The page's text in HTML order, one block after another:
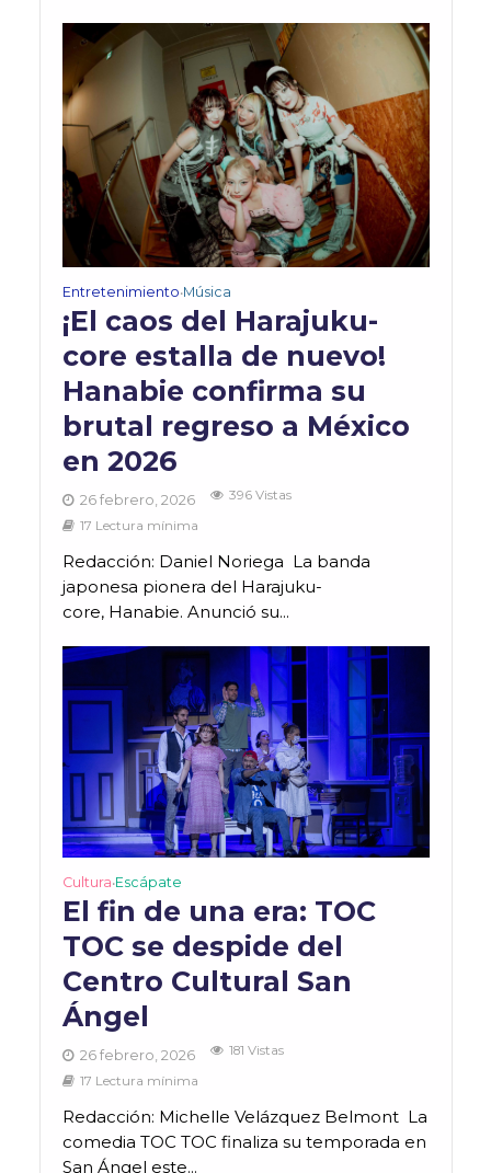
Entretenimiento•Música
¡El caos del Harajuku-
core estalla de nuevo!
Hanabie confirma su
brutal regreso a México
en 2026
26 febrero, 2026
396 Vistas
17 Lectura mínima
Redacción: Daniel Noriega La banda
japonesa pionera del Harajuku-
core, Hanabie. Anunció su...
Cultura•Escápate
El fin de una era: TOC
TOC se despide del
Centro Cultural San
Ángel
26 febrero, 2026
181 Vistas
17 Lectura mínima
Redacción: Michelle Velázquez Belmont La
comedia TOC TOC finaliza su temporada en
San Ángel este...